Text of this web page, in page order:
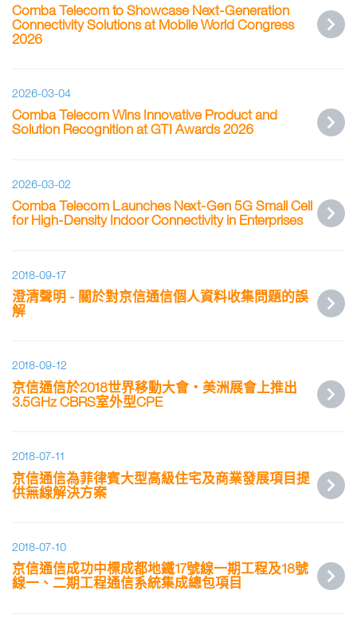
Comba Telecom to Showcase Next-Generation
Connectivity Solutions at Mobile World Congress
2026
2026-03-04
Comba Telecom Wins Innovative Product and
Solution Recognition at GTI Awards 2026
2026-03-02
Comba Telecom Launches Next-Gen 5G Small Cell
for High-Density Indoor Connectivity in Enterprises
2018-09-17
澄清聲明 - 關於對京信通信個人資料收集問題的誤
解
2018-09-12
京信通信於2018世界移動大會‧美洲展會上推出
3.5GHz CBRS室外型CPE
2018-07-11
京信通信為菲律賓大型高級住宅及商業發展項目提
供無線解決方案
2018-07-10
京信通信成功中標成都地鐵17號線一期工程及18號
線一、二期工程通信系統集成總包項目